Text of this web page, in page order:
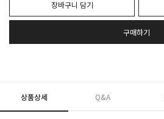
장바구니 담기
구매하기
상품상세 Q&A